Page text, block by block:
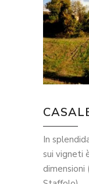
In
sui vigneti
dimensioni